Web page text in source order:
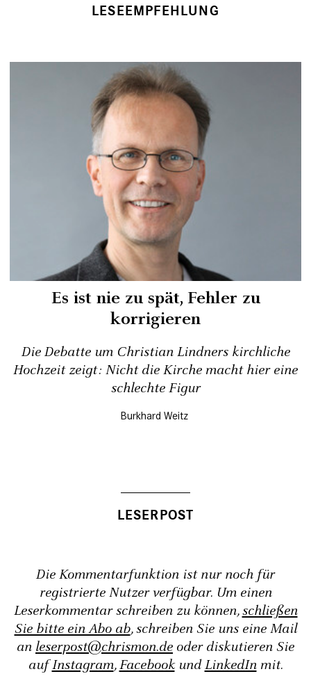
LESEEMPFEHLUNG
Es ist nie zu spät, Fehler zu
korrigieren
Die Debatte um Christian Lindners kirchliche
Hochzeit zeigt: Nicht die Kirche macht hier eine
schlechte Figur
Burkhard Weitz
Die Kommentarfunktion ist nur noch für
registrierte Nutzer verfügbar. Um einen
Leserkommentar schreiben zu können,schließen
Sie bitte ein Abo ab, schreiben Sie uns eine Mail
an leserpost@chrismon.de oder diskutieren Sie
aufInstagram,FacebookundLinkedInmit.